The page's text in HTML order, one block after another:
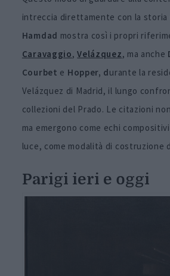
intreccia direttamente con la
Hamdad mostra così i propri
Caravaggio,Velázquez, ma anche
Courbet e Hopper, durante la
Velázquez di Madrid, il lungo
collezioni del Prado. Le citazioni
ma emergono come echi
luce, come modalità di costruzione
Parigi ieri e oggi